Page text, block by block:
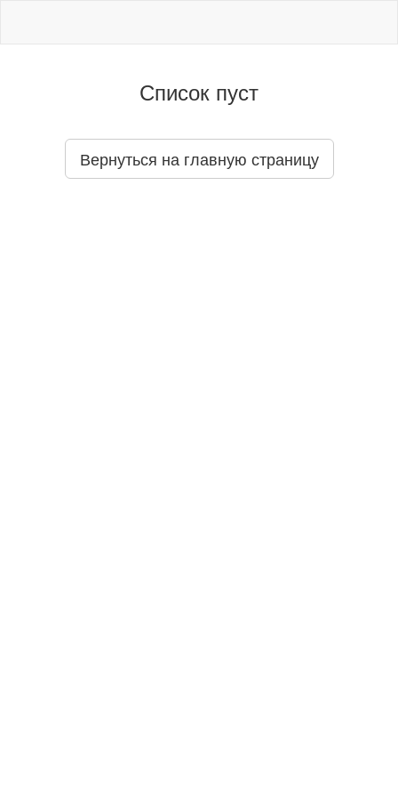
Список пуст
Вернуться на главную страницу